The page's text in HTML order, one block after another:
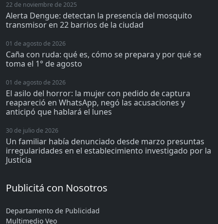
22 de noviembre de 2025
Alerta Dengue: detectan la presencia del mosquito
transmisor en 22 barrios de la ciudad
01 de agosto de 2026
Caña con ruda: qué es, cómo se prepara y por qué se
toma el 1° de agosto
01 de agosto de 2026
El asilo del horror: la mujer con pedido de captura
reapareció en WhatsApp, negó las acusaciones y
anticipó que hablará el lunes
30 de julio de 2026
Un familiar había denunciado desde marzo presuntas
irregularidades en el establecimiento investigado por la
Justicia
Publicitá con Nosotros
Departamento de Publicidad
Multimedio Veo